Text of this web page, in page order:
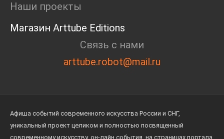
Наши проекты
Магазин Arttube Editions
Связь с нами
arttube.robot@mail.ru
Афиша событий современного искусства России и СНГ,
уникальный проект целиком и полностью посвященный
современному искусству, он-лайн события, на страницах портала